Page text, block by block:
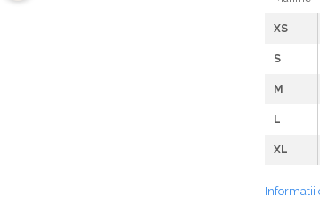
XS
S
M
L
XL
Informatii